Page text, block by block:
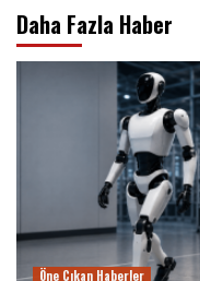
Daha Fazla Haber
Öne Çıkan Haberler